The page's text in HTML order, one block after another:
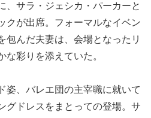
、サラ・ジェシカ・パーカーと
クが出席。フォーマルなイベン
包んだ夫妻は、会場となったリ
な彩りを添えていた。
姿、バレエ団の主宰職に就いて
グドレスをまとっての登場。サ